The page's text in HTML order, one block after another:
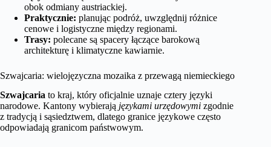
obok odmiany austriackiej.
Praktycznie: planując podróż, uwzględnij różnice
cenowe i logistyczne między regionami.
Trasy: polecane są spacery łączące barokową
architekturę i klimatyczne kawiarnie.
Szwajcaria: wielojęzyczna mozaika z przewagą niemieckiego
Szwajcaria to kraj, który oficjalnie uznaje cztery języki
narodowe. Kantony wybierają językami urzędowymi zgodnie
z tradycją i sąsiedztwem, dlatego granice językowe często
odpowiadają granicom państwowym.